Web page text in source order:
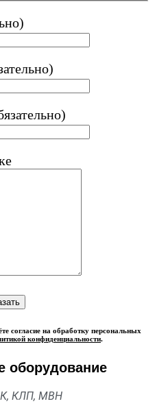
согласие на обработку персональных
конфиденциальности.
оборудование
КЛП, МВН